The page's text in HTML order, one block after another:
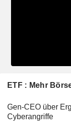
ETF : Mehr
Gen-CEO über
Cyberangriffe